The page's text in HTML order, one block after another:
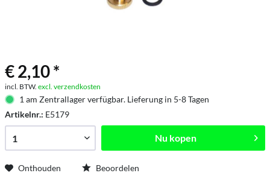
€ 2,10 *
incl. BTW. excl. verzendkosten
1 am Zentrallager verfügbar. Lieferung in 5-8 Tagen
Artikelnr.: E5179
Nu kopen
Onthouden Beoordelen